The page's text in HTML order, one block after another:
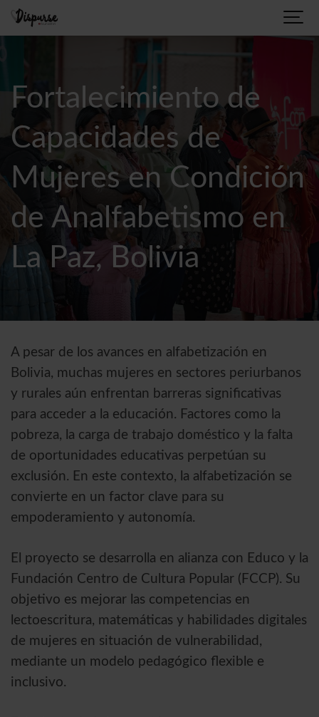
Fortalecimiento de
Capacidades de
Mujeres en Condición
de Analfabetismo en
La Paz, Bolivia
A pesar de los avances en alfabetización en
Bolivia, muchas mujeres en sectores periurbanos
y rurales aún enfrentan barreras significativas
para acceder a la educación. Factores como la
pobreza, la carga de trabajo doméstico y la falta
de oportunidades educativas perpetúan su
exclusión. En este contexto, la alfabetización se
convierte en un factor clave para su
empoderamiento y autonomía.
El proyecto se desarrolla en alianza con Educo y la
Fundación Centro de Cultura Popular (FCCP). Su
objetivo es mejorar las competencias en
lectoescritura, matemáticas y habilidades digitales
de mujeres en situación de vulnerabilidad,
mediante un modelo pedagógico flexible e
inclusivo.